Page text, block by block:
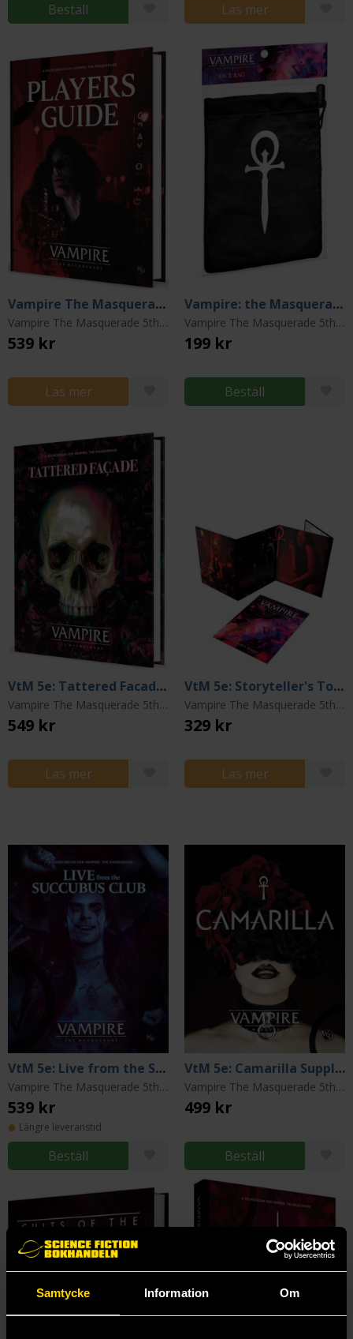
Samtycke Information Om
Beställ Läs mer
Vampire The Masquerade: 5th Edition Players Guide Hardcover
Vampire The Masquerade 5th Edition
539 kr
Läs mer
Vampire: the Masquerade Dice Bag
Vampire The Masquerade 5th Edition
199 kr
Beställ
VtM 5e: Tattered Facade Sourcebook
Vampire The Masquerade 5th Edition
549 kr
Läs mer
VtM 5e: Storyteller's Toolkit (Revised)
Vampire The Masquerade 5th Edition
329 kr
Läs mer
VtM 5e: Live from the Succubus Club
Vampire The Masquerade 5th Edition
539 kr
Längre leveranstid
Beställ
VtM 5e: Camarilla Supplement
Vampire The Masquerade 5th Edition
499 kr
Beställ